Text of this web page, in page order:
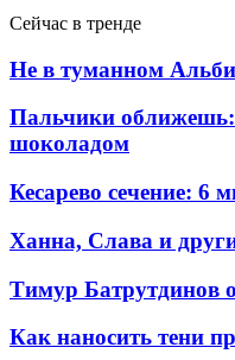
Сейчас в тренде
Не в туманном
Пальчики оближешь:
шоколадом
Кесарево сечение: 6
Ханна, Слава и
Тимур Батрутдинов
Как наносить тени